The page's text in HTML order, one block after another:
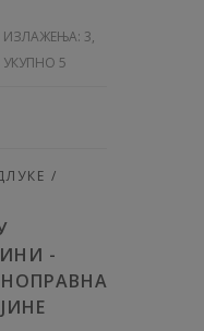
ИЗЛАЖЕЊА: 3,
УКУПНО 5
/
-